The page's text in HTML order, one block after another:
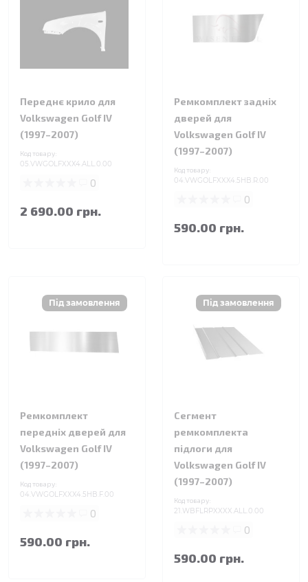
Переднє крило для
Volkswagen Golf IV
(1997–2007)
Код товару:
05.VWGOLFXXX4.ALL.0.00
0
2 690.00 грн.
Ремкомплект задніх
дверей для
Volkswagen Golf IV
(1997–2007)
Код товару:
04.VWGOLFXXX4.5HB.R.00
0
590.00 грн.
Ремкомплект
передніх дверей для
Volkswagen Golf IV
(1997–2007)
Код товару:
04.VWGOLFXXX4.5HB.F.00
0
590.00 грн.
Сегмент
ремкомплекта
підлоги для
Volkswagen Golf IV
(1997–2007)
Код товару:
21.WBFLRPXXXX.ALL.0.00
0
590.00 грн.